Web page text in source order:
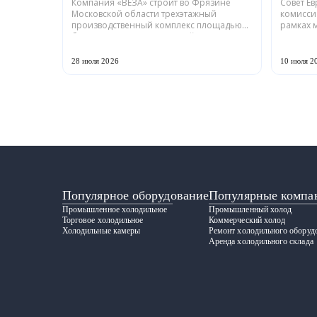
оборудования
Московской области трехэтажный
производственный комплекс площадью
более 12 тыс. кв. м для серийного выпуска
оборудования. ...
28 июля 2026
рамках
10 июля
Популярное оборудование
Промышленное холодильное
Торговое холодильное
Холодильные камеры
Популярные
Промышленный холод
Коммерческий холод
Ремонт холодильного
Аренда холодильного склада